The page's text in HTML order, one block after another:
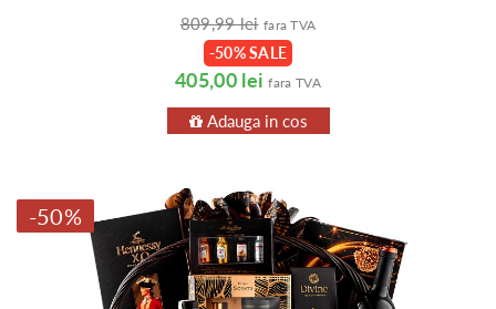
809,99 lei fara TVA
-50% SALE
405,00 lei fara TVA
Adauga in cos
-50%